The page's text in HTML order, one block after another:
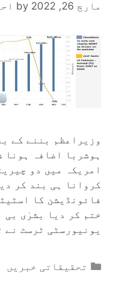
مارچ 26, 2022 by
وزیراعظم بننے کے
ہوشربا اضافہ ہونا
امریکہ میں دو
کروانا ہی بند کر
فائونڈیشن کا
ختم کر دیا بشرٰی بی
یونیورسٹی ٹرسٹ
Categories
تحقیقاتی خبریں